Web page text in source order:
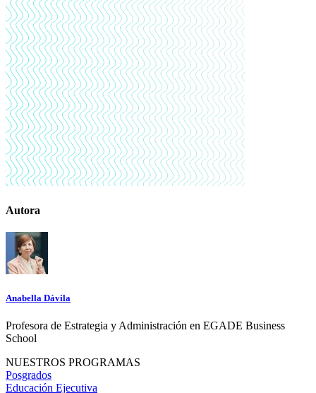
Autora
Anabella Dávila
Profesora de Estrategia y Administración en EGADE Business
School
NUESTROS PROGRAMAS
Posgrados
Educación Ejecutiva